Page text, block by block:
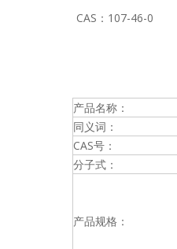
CAS： 107-46-0
产品名称：
同义词：
CAS号：
分子式：
产品规格：